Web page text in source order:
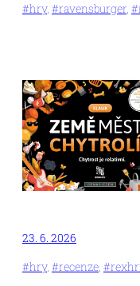
#hry, #ravensburger,
23. 6. 2026
#hry, #recenze,